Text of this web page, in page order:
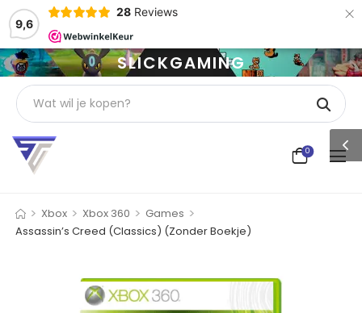
9,6
28 Reviews ×
SLICKGAMING
0
> Xbox > Xbox 360 > Games >
Assassin’s Creed (Classics) (Zonder Boekje)